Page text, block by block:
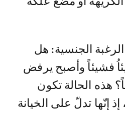
الجنسية: هل
فشيئاً وأصبح يرفض
هذه الحالة تكون
إنّها تدلّ على الخيانة